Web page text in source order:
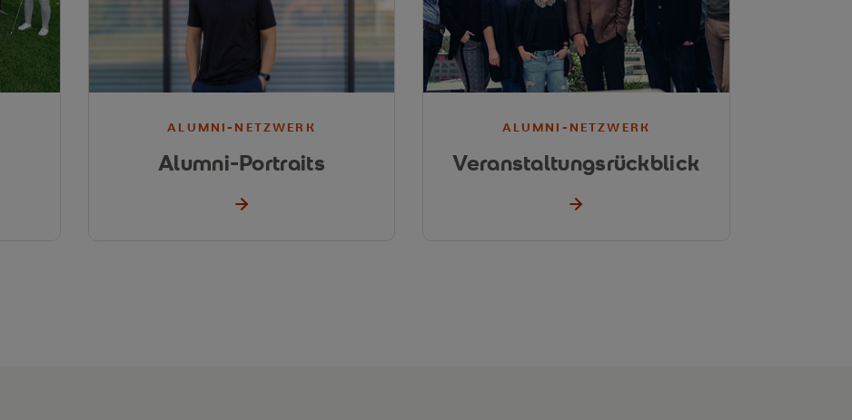
ALUMNI-NETZWERK
Alumni-Portraits
ALUMNI-NETZWERK
Veranstaltungsrückblick